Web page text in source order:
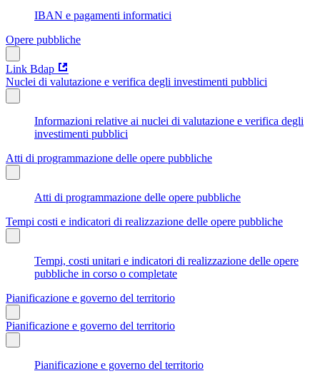
IBAN e pagamenti informatici
Opere pubbliche
Link Bdap
Nuclei di valutazione e verifica degli investimenti pubblici
Informazioni relative ai nuclei di valutazione e verifica degli
investimenti pubblici
Atti di programmazione delle opere pubbliche
Atti di programmazione delle opere pubbliche
Tempi costi e indicatori di realizzazione delle opere pubbliche
Tempi, costi unitari e indicatori di realizzazione delle opere
pubbliche in corso o completate
Pianificazione e governo del territorio
Pianificazione e governo del territorio
Pianificazione e governo del territorio